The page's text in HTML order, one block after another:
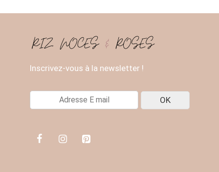
Inscrivez-vous à la newsletter !
E
OK